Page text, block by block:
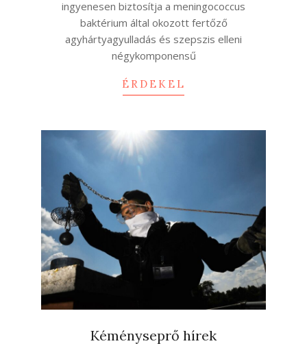
ingyenesen biztosítja a meningococcus
baktérium által okozott fertőző
agyhártyagyulladás és szepszis elleni
négykomponensű
ÉRDEKEL
Kéményseprő hírek